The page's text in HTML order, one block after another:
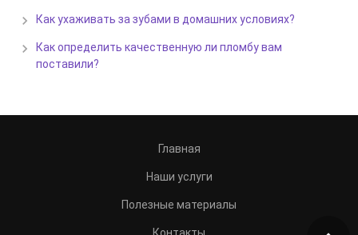
Как ухаживать за зубами в домашних условиях?
Как определить качественную ли пломбу вам
поставили?
Главная
Наши услуги
Полезные материалы